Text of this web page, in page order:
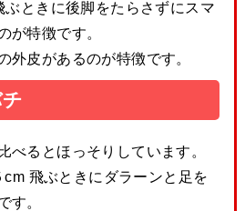
ぶときに後脚をたらさずにスマ
が特徴です。
外皮があるのが特徴です。
べるとほっそりしています。
飛ぶときにダラーンと足を
す。